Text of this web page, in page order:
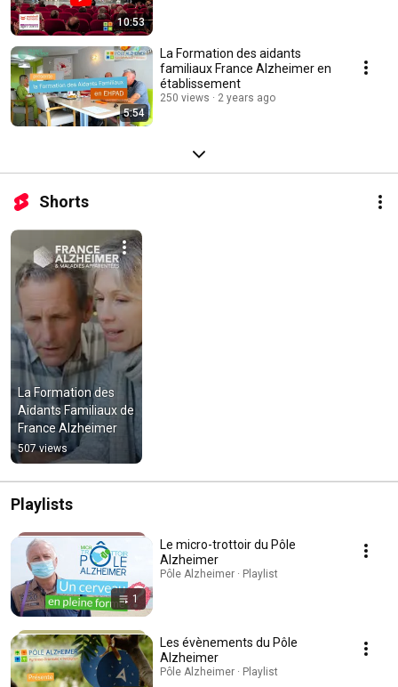
10:53
5:54
La Formation des aidants
familiaux France Alzheimer en
établissement
250 views 2 years ago
Shorts
La Formation des
Aidants Familiaux de
France Alzheimer
507 views
Playlists
1
Le micro-trottoir du Pôle
Alzheimer
Pôle Alzheimer · Playlist
Les évènements du Pôle
Alzheimer
Pôle Alzheimer · Playlist